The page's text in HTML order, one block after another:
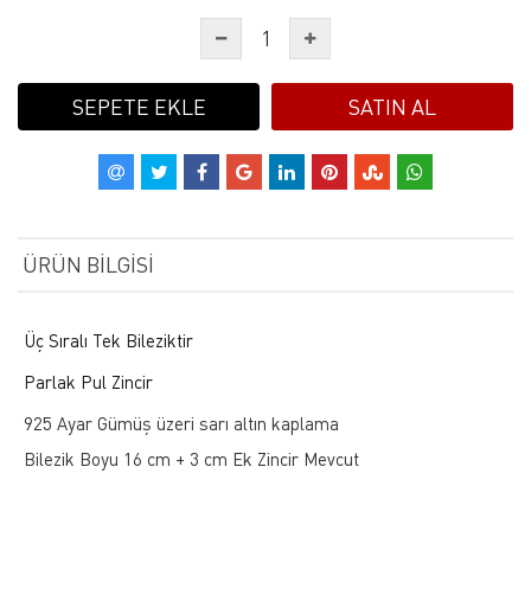
SEPETE EKLE SATIN AL
ÜRÜN BILGISI
Üç Sıralı Tek Bileziktir
Parlak Pul Zincir
925 Ayar Gümüş üzeri sarı altın kaplama
Bilezik Boyu 16 cm + 3 cm Ek Zincir Mevcut